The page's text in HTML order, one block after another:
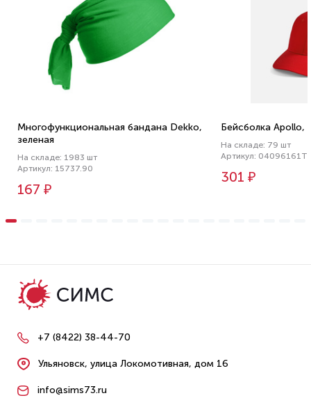
Многофункциональная бандана Dekko,
зеленая
На складе: 1983 шт
Артикул: 15737.90
167 ₽
Бейсболка Apollo,
На складе: 79 шт
Артикул:
301 ₽
+7 (8422) 38-44-70
Ульяновск, улица Локомотивная, дом 16
info@sims73.ru